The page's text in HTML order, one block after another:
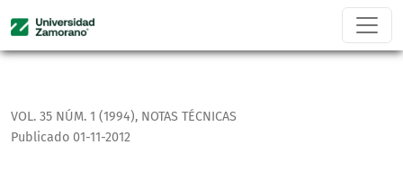
Elaboración y evaluación de cursos de control biológico
VOL. 35 NÚM. 1 (1994), NOTAS TÉCNICAS
Publicado 01-11-2012